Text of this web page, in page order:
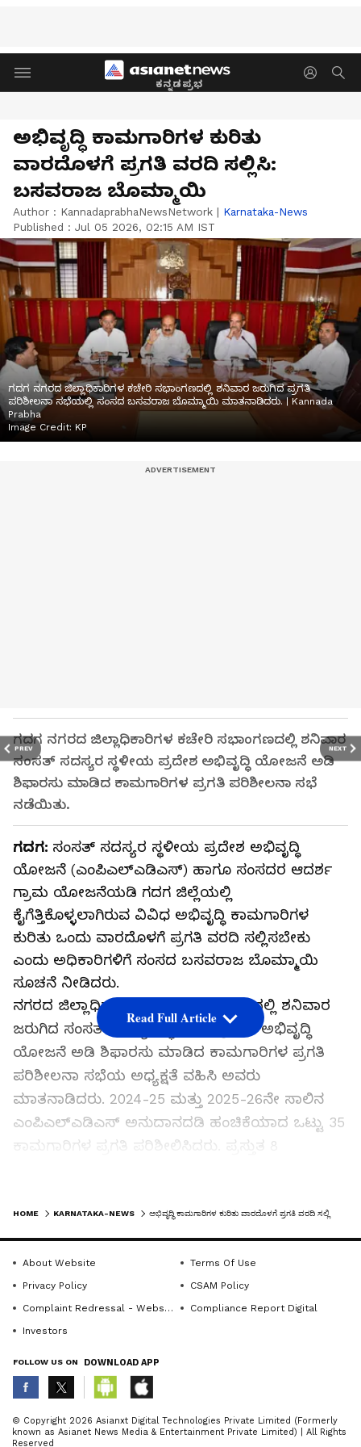
ಕನ್ನಡಪ್ರಭ
PREV NEXT
ಅಭಿವೃದ್ಧಿ ಕಾಮಗಾರಿಗಳ ಕುರಿತು
ವಾರದೊಳಗೆ ಪ್ರಗತಿ ವರದಿ ಸಲ್ಲಿಸಿ:
ಬಸವರಾಜ ಬೊಮ್ಮಾಯಿ
Author : KannadaprabhaNewsNetwork | Karnataka-News
Published : Jul 05 2026, 02:15 AM IST
ಗದಗ ನಗರದ ಜಿಲ್ಲಾಧಿಕಾರಿಗಳ ಕಚೇರಿ ಸಭಾಂಗಣದಲ್ಲಿ ಶನಿವಾರ ಜರುಗಿದ ಪ್ರಗತಿ
ಪರಿಶೀಲನಾ ಸಭೆಯಲ್ಲಿ ಸಂಸದ ಬಸವರಾಜ ಬೊಮ್ಮಾಯಿ ಮಾತನಾಡಿದರು. | Kannada
Prabha
Image Credit: KP
ಗದಗ ನಗರದ ಜಿಲ್ಲಾಧಿಕಾರಿಗಳ ಕಚೇರಿ ಸಭಾಂಗಣದಲ್ಲಿ ಶನಿವಾರ
ಸಂಸತ್ ಸದಸ್ಯರ ಸ್ಥಳೀಯ ಪ್ರದೇಶ ಅಭಿವೃದ್ಧಿ ಯೋಜನೆ ಅಡಿ
ಶಿಫಾರಸು ಮಾಡಿದ ಕಾಮಗಾರಿಗಳ ಪ್ರಗತಿ ಪರಿಶೀಲನಾ ಸಭೆ
ನಡೆಯಿತು.
ಗದಗ: ಸಂಸತ್ ಸದಸ್ಯರ ಸ್ಥಳೀಯ ಪ್ರದೇಶ ಅಭಿವೃದ್ಧಿ
ಯೋಜನೆ (ಎಂಪಿಎಲ್‌ಎಡಿಎಸ್‌) ಹಾಗೂ ಸಂಸದರ ಆದರ್ಶ
ಗ್ರಾಮ ಯೋಜನೆಯಡಿ ಗದಗ ಜಿಲ್ಲೆಯಲ್ಲಿ
ಕೈಗೆತ್ತಿಕೊಳ್ಳಲಾಗಿರುವ ವಿವಿಧ ಅಭಿವೃದ್ಧಿ ಕಾಮಗಾರಿಗಳ
ಕುರಿತು ಒಂದು ವಾರದೊಳಗೆ ಪ್ರಗತಿ ವರದಿ ಸಲ್ಲಿಸಬೇಕು
ಎಂದು ಅಧಿಕಾರಿಗಳಿಗೆ ಸಂಸದ ಬಸವರಾಜ ಬೊಮ್ಮಾಯಿ
ಸೂಚನೆ ನೀಡಿದರು.
ನಗರದ ಜಿಲ್ಲಾಧಿಕಾರಿಗಳ ಕಚೇರಿ ಸಭಾಂಗಣದಲ್ಲಿ ಶನಿವಾರ
ಜರುಗಿದ ಸಂಸತ್ ಸದಸ್ಯರ ಸ್ಥಳೀಯ ಪ್ರದೇಶ ಅಭಿವೃದ್ಧಿ
ಯೋಜನೆ ಅಡಿ ಶಿಫಾರಸು ಮಾಡಿದ ಕಾಮಗಾರಿಗಳ ಪ್ರಗತಿ
ಪರಿಶೀಲನಾ ಸಭೆಯ ಅಧ್ಯಕ್ಷತೆ ವಹಿಸಿ ಅವರು
ಮಾತನಾಡಿದರು. ​2024-25 ಮತ್ತು 2025-26ನೇ ಸಾಲಿನ
ಎಂಪಿಎಲ್‌ಎಡಿಎಸ್‌ ಅನುದಾನದಡಿ ಹಂಚಿಕೆಯಾದ ಒಟ್ಟು 35
ಕಾಮಗಾರಿಗಳ ಪ್ರಗತಿ ಪರಿಶೀಲಿಸಿದರು. ಪ್ರಸ್ತುತ 8
ಸಲ್ಲಿಕೆಯಾಗದಿರುವುದಕ್ಕೆ ಹಾಗೂ 16 ಕಾಮಗಾರಿಗಳ ಎರಡನೇ
ಹಂತದ ಅನುದಾನ ಬಿಡುಗಡೆಗೆ (ಶೇ. 25 ಬಿಲ್ ಪ್ರಗತಿ)
ಪ್ರಸ್ತಾವನೆ ಸಲ್ಲಿಸದೇ ಇರುವುದಕ್ಕೆ ಅಧಿಕಾರಿಗಳ ವಿಳಂಬ
ಧೋರಣೆಯನ್ನು ತೀವ್ರವಾಗಿ ತರಾಟೆಗೆ ತೆಗೆದುಕೊಂಡರು.
ಸಾರ್ವಜನಿಕರ ಹಣ ವ್ಯರ್ಥವಾಗಬಾರದು. ಆರ್‌ಟಿಸಿ, ಆಸ್ತಿ
ದಾಖಲೆಗಳಲ್ಲಿ ಯಾವುದೇ ತಾಂತ್ರಿಕ ತೊಂದರೆಗಳಿದ್ದರೂ
ಅವುಗಳನ್ನು ತಕ್ಷಣವೇ ಬಗೆಹರಿಸಿ, ಒಂದು ವಾರದೊಳಗೆ ಎಲ್ಲ
ದಾಖಲಾತಿಗಳನ್ನು ಸರಿಪಡಿಸಿ ವರದಿ ನೀಡಬೇಕು ಎಂದು
ಕಟ್ಟುನಿಟ್ಟಾಗಿ ನಿರ್ದೇಶಿಸಿದರು.
Read Full Article
ABOUT THE AUTHOR
K KannadaprabhaNewsNetwork
HOME KARNATAKA-NEWS
About Website
Terms Of Use
Privacy Policy
CSAM Policy
Complaint Redressal - Website
Compliance Report Digital
Investors
FOLLOW US ON DOWNLOAD APP
© Copyright 2026 Asianxt Digital Technologies Private Limited (Formerly
known as Asianet News Media & Entertainment Private Limited) | All Rights
Reserved